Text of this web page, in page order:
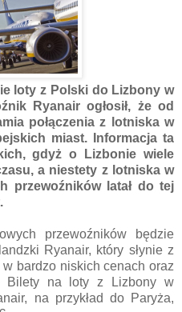
loty z Polski do Lizbony w
Ryanair ogłosił, że od
połączenia z lotniska w
miast. Informacja ta
gdyż o Lizbonie wiele
a niestety z lotniska w
przewoźników latał do tej
przewoźników będzie
Ryanair, który słynie z
bardzo niskich cenach oraz
Bilety na loty z Lizbony w
na przykład do Paryża,